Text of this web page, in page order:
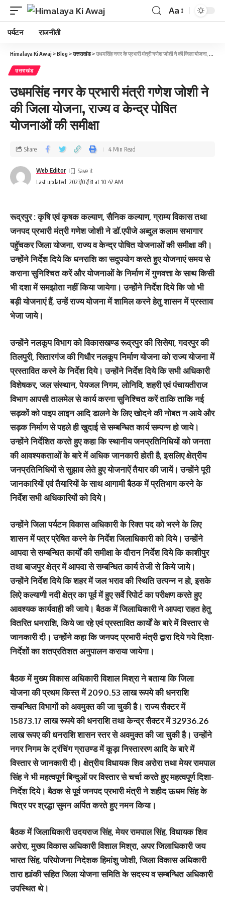
Aa
पर्यटन राजनीती
Himalaya Ki Awaj >Blog >उत्तराखंड>उधमसिंह नगर के प्रभारी मंत्री गणेश जोशी ने की जिला योजना, राज्य व केन्द्र पोषित योजनाओं की समीक्षा
उत्तराखंड
उधमसिंह नगर के प्रभारी मंत्री गणेश जोशी ने
की जिला योजना, राज्य व केन्द्र पोषित
योजनाओं की समीक्षा
Last updated: 2023/07/31 at 10:47 AM
Web Editor
Share 4 Min Read
रूद्रपुर : कृषि एवं कृषक कल्याण, सैनिक कल्याण, ग्राम्य विकास तथा
जनपद प्रभारी मंत्री गणेश जोशी ने डॉ.एपीजे अब्दुल कलाम सभागार
पहुॅचकर जिला योजना, राज्य व केन्द्र पोषित योजनाओं की समीक्षा की।
उन्होंने निर्देश दिये कि धनराशि का सदुपयोग करते हुए योजनाएं समय से
कराना सुनिश्चित करें और योजनाओं के निर्माण में गुणवत्ता के साथ किसी
भी दशा में समझोता नहीं किया जायेगा। उन्होंने निर्देश दिये कि जो भी
बड़ी योजनाएं हैं, उन्हें राज्य योजना में शामिल करने हेतु शासन में प्रस्ताव
भेजा जाये।
उन्होंने नलकूप विभाग को विकासखण्ड रूद्रपुर की सिसेया, गदरपुर की
तिलपुरी, सितारगंज की गिधौर नलकूप निर्माण योजना को राज्य योजना में
प्रस्तावित करने के निर्देश दिये। उन्होंने निर्देश दिये कि सभी अधिकारी
विशेषकर, जल संस्थान, पेयजल निगम, लोनिवि, शहरी एवं पंचायतीराज
विभाग आपसी तालमेल से कार्य करना सुनिश्चित करें ताकि ताकि नई
सड़कों को पाइप लाइन आदि डालने के लिए खोदने की नोबत न आये और
सड़क निर्माण से पहले ही खुदाई से सम्बन्धित कार्य सम्पन्न हो जाये।
उन्होंने निर्देशित करते हुए कहा कि स्थानीय जनप्रतिनिधियों को जनता
की आवश्यकताओं के बारे में अधिक जानकारी होती है, इसलिए क्षेत्रीय
जनप्रतिनिधियों से सुझाव लेते हुए योजनाऐं तैयार की जायें। उन्होंने पूरी
जानकारियों एवं तैयारियों के साथ आगामी बैठक में प्रतिभाग करने के
निर्देश सभी अधिकारियों को दिये।
उन्होंने जिला पर्यटन विकास अधिकारी के रिक्त पद को भरने के लिए
शासन में पत्र प्रेषित करने के निर्देश जिलाधिकारी को दिये। उन्होंने
आपदा से सम्बन्धित कार्यों की समीक्षा के दौरान निर्देश दिये कि काशीपुर
तथा बाजपुर क्षेत्र में आपदा से सम्बन्धित कार्य तेजी से किये जाये।
उन्होंने निर्देश दिये कि शहर में जल भराव की स्थिति उत्पन्न न हो, इसके
लिऐ कल्याणी नदी क्षेत्र का पूर्व में हुए सर्वे रिपोर्ट का परीक्षण करते हुए
आवश्यक कार्यवाही की जाये। बैठक में जिलाधिकारी ने आपदा राहत हेतु
वितरित धनराशि, किये जा रहे एवं प्रस्तावित कार्यों के बारे में विस्तार से
जानकारी दी। उन्होंने कहा कि जनपद प्रभारी मंत्री द्वारा दिये गये दिशा-
निर्देशों का शतप्रतिशत अनुपालन कराया जायेगा।
बैठक में मुख्य विकास अधिकारी विशाल मिश्रा ने बताया कि जिला
योजना की प्रथम किस्त में 2090.53 लाख रूपये की धनराशि
सम्बन्धित विभागों को अवमुक्त की जा चुकी है। राज्य सैक्टर में
15873.17 लाख रूपये की धनराशि तथा केन्द्र सैक्टर में 32936.26
लाख रूपए की धनराशि शासन स्तर से अवमुक्त की जा चुकी है। उन्होंने
नगर निगम के ट्रंचिंग ग्राउण्ड में कूड़ा निस्ताररण आदि के बारे में
विस्तार से जानकारी दी। क्षेत्रीय विधायक शिव अरोरा तथा मेयर रामपाल
सिंह ने भी महत्वपूर्ण बिन्दुओं पर विस्तार से चर्चा करते हुए महत्वपूर्ण दिशा-
निर्देश दिये। बैठक से पूर्व जनपद प्रभारी मंत्री ने शहीद ऊधम सिंह के
चित्र पर श्रद्धा सुमन अर्पित करते हुए नमन किया।
बैठक में जिलाधिकारी उदयराज सिंह, मेयर रामपाल सिंह, विधायक शिव
अरोरा, मुख्य विकास अधिकारी विशाल मिश्रा, अपर जिलाधिकारी जय
भारत सिंह, परियोजना निदेशक हिमांशु जोशी, जिला विकास अधिकारी
तारा ह्यांकी सहित जिला योजना समिति के सदस्य व सम्बन्धित अधिकारी
उपस्थित थे।